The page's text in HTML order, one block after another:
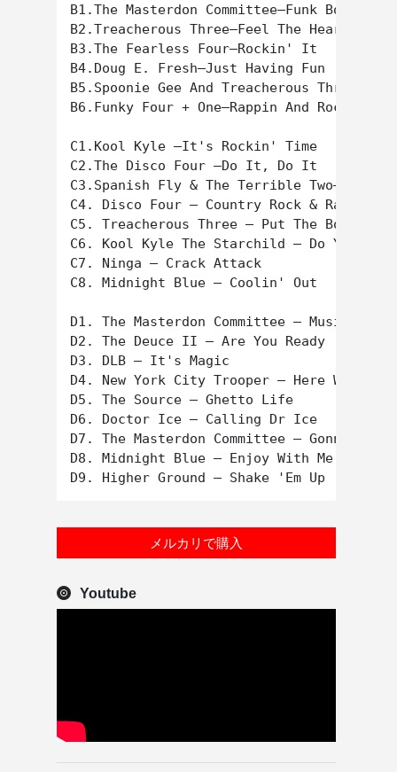
B1.The Masterdon Committee–Funk Box Party
B2.Treacherous Three–Feel The Heart Beat
B3.The Fearless Four–Rockin' It
B4.Doug E. Fresh–Just Having Fun
B5.Spoonie Gee And Treacherous Three–The
B6.Funky Four + One–Rappin And Rocking
C1.Kool Kyle –It's Rockin' Time
C2.The Disco Four –Do It, Do It
C3.Spanish Fly & The Terrible
C4. Disco Four – Country Rock & Rap
C5. Treacherous Three – Put The Boogie
C6. Kool Kyle The Starchild – Do You
C7. Ninga – Crack Attack
C8. Midnight Blue – Coolin' Out
D1. The Masterdon Committee – Musicgram
D2. The Deuce II – Are You Ready
D3. DLB – It's Magic
D4. New York City Trooper – Here We Go
D5. The Source – Ghetto Life
D6. Doctor Ice – Calling Dr Ice
D7. The Masterdon Committee – Gonna Get
D8. Midnight Blue – Enjoy With Me
メルカリで購入
Youtube